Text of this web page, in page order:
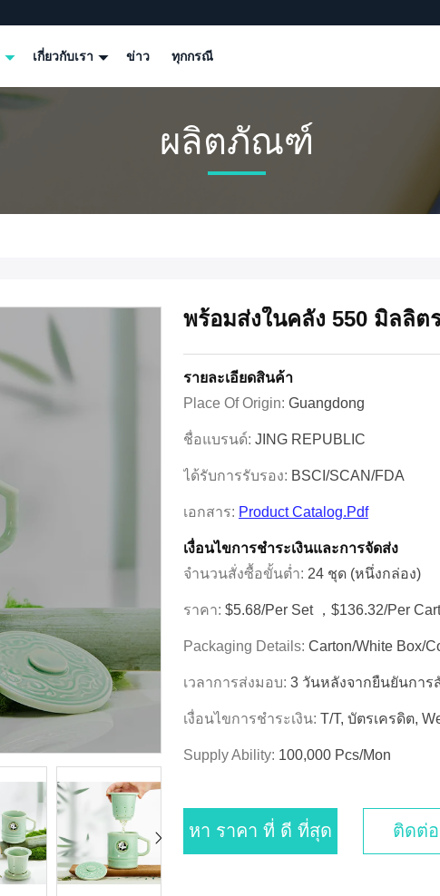
เกี่ยวกับเรา ข่าว ทุกกรณี
ผลิตภัณฑ์
พร้อมส่งในคลัง 550 มิลลิต
รายละเอียดสินค้า
Place Of Origin: Guangdong
ชื่อแบรนด์: JING REPUBLIC
ได้รับการรับรอง: BSCI/SCAN/FDA
เอกสาร: Product Catalog.pdf
เงื่อนไขการชําระเงินและการจัดส่ง
จำนวนสั่งซื้อขั้นต่ำ: 24 ชุด (หนึ่งกล่อง)
ราคา: $5.68/per Set ，$136.32/per
Packaging Details: Carton/White Box/
เวลาการส่งมอบ: 3 วันหลังจากยืนยันการ
เงื่อนไขการชำระเงิน: T/T, บัตรเครดิต,
Supply Ability: 100,000 Pcs/mon
หา ราคา ที่ ดี ที่สุด ติดต่